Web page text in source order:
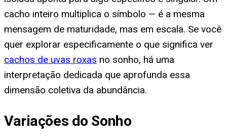
cacho inteiro multiplica o símbolo — é a mesma
mensagem de maturidade, mas em escala. Se você
quer explorar especificamente o que significa ver
cachos de uvas roxas no sonho, há uma
interpretação dedicada que aprofunda essa
dimensão coletiva da abundância.
Variações do Sonho